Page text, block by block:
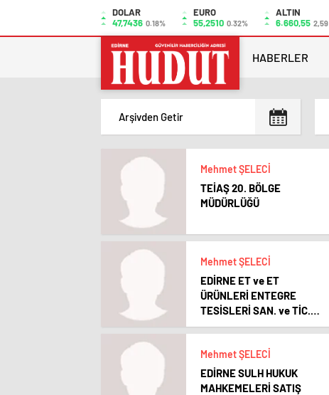
DOLAR
47,7436 0.18%
EURO
55,2510 0.32%
ALTIN
6.660,55 2,59
HABERLER
Mehmet ŞELECİ
TEİAŞ 20. BÖLGE
MÜDÜRLÜĞÜ
Mehmet ŞELECİ
EDİRNE ET ve ET
ÜRÜNLERİ ENTEGRE
TESİSLERİ SAN. ve TİC.
A.Ş.
Mehmet ŞELECİ
EDİRNE SULH HUKUK
MAHKEMELERİ SATIŞ